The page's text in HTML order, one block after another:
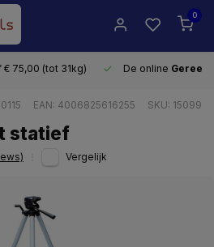
0
€ 75,00 (tot 31kg) De online
EAN: 4006825616255 SKU: 15099
statief
Vergelijk